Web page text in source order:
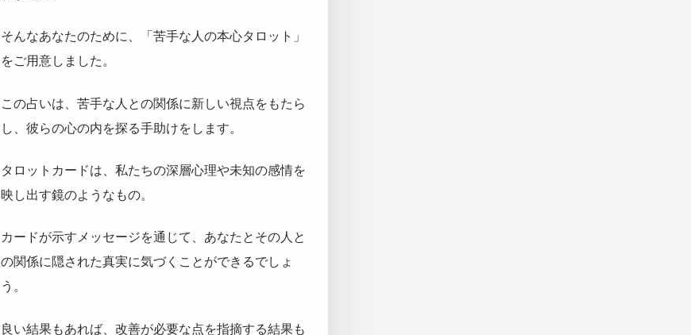
そんなあなたのために、「苦手な人の本心タロット」
をご用意しました。
この占いは、苦手な人との関係に新しい視点をもたら
し、彼らの心の内を探る手助けをします。
タロットカードは、私たちの深層心理や未知の感情を
映し出す鏡のようなもの。
カードが示すメッセージを通じて、あなたとその人と
の関係に隠された真実に気づくことができるでしょ
う。
良い結果もあれば、改善が必要な点を指摘する結果も